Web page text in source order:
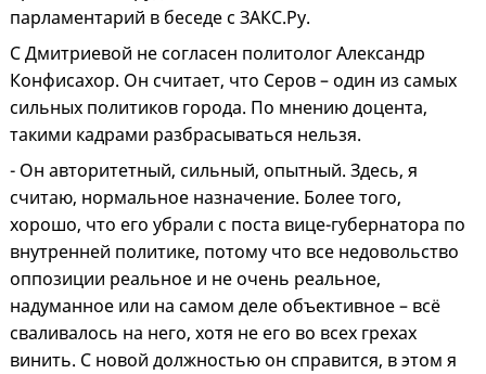
парламентарий в беседе с ЗАКС.Ру.
С Дмитриевой не согласен политолог Александр
Конфисахор. Он считает, что Серов – один из самых
сильных политиков города. По мнению доцента,
такими кадрами разбрасываться нельзя.
- Он авторитетный, сильный, опытный. Здесь, я
считаю, нормальное назначение. Более того,
хорошо, что его убрали с поста вице-губернатора по
внутренней политике, потому что все недовольство
оппозиции реальное и не очень реальное,
надуманное или на самом деле объективное – всё
сваливалось на него, хотя не его во всех грехах
винить. С новой должностью он справится, в этом я